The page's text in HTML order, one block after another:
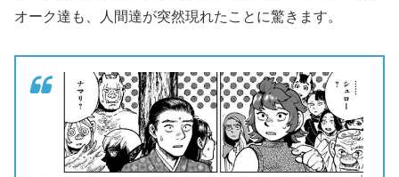
オーク達も、人間達が突然現れたことに驚きます。